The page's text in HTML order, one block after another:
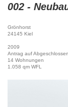
002 -
Grönhorst
24145 Kiel
2009
Antrag auf
14 Wohnungen
1.058 qm WFL